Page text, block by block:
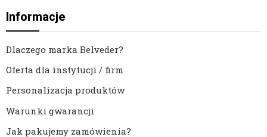
Informacje
Dlaczego marka Belveder?
Oferta dla instytucji / firm
Personalizacja produktów
Warunki gwarancji
Jak pakujemy zamówienia?